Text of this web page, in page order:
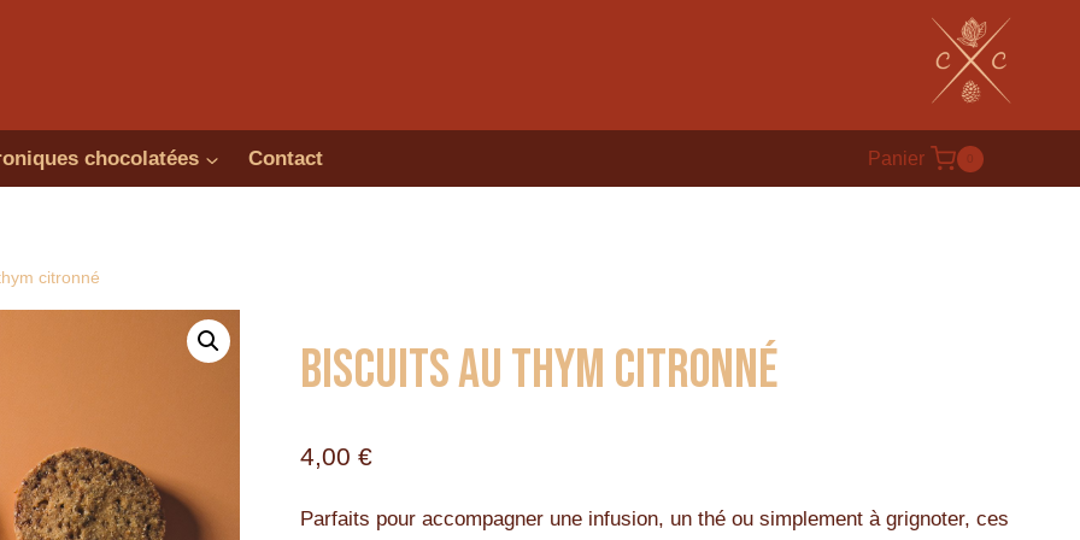
chocolatées Contact Panier 0
citronné
Biscuits au thym citronné
4,00 €
Parfaits pour accompagner une infusion, un thé ou simplement à grignoter, ces